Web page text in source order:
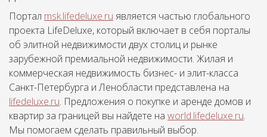
Портал msk.lifedeluxe.ru является частью глобального
проекта LifeDeluxe, который включает в себя порталы
об элитной недвижимости двух столиц и рынке
зарубежной премиальной недвижимости. Жилая и
коммерческая недвижимость бизнес- и элит-класса
Санкт-Петербурга и Ленобласти представлена на
lifedeluxe.ru. Предложения о покупке и аренде домов и
квартир за границей вы найдете на world.lifedeluxe.ru.
Мы помогаем сделать правильный выбор.